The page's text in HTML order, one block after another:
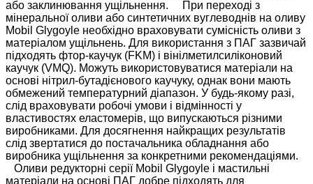
або заклинювання ущільнення. При переході з
мінеральної оливи або синтетичних вуглеводнів на оливу
Mobil Glygoyle необхідно враховувати сумісність оливи з
матеріалом ущільнень. Для використання з ПАГ зазвичай
підходять фтор-каучук (FKM) і вінілметилсиліконовий
каучук (VMQ). Можуть використовуватися матеріали на
основі нітрил-бутадієнового каучуку, однак вони мають
обмежений температурний діапазон. У будь-якому разі,
слід враховувати робочі умови і відмінності у
властивостях еластомерів, що випускаються різними
виробниками. Для досягнення найкращих результатів
слід звертатися до постачальника обладнання або
виробника ущільнення за конкретними рекомендаціями.
Оливи редукторні серії Mobil Glygoyle і мастильні
матеріали на основі ПАГ добре підходять для